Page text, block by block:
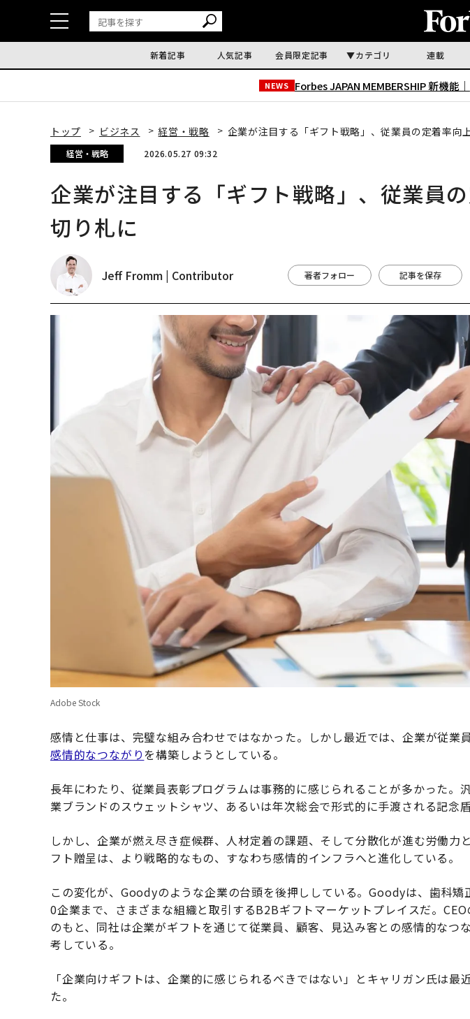
新着記事 人気記事 会員限定記事 カテゴリ 連載
NEWS Forbes JAPAN MEMBERSHIP 新機能｜
トップ ビジネス 経営・戦略 企業が注目する「ギフト戦略」、従業員の定着率向
経営・戦略 2026.05.27 09:32
企業が注目する「ギフト戦略」、従業員
切り札に
Jeff Fromm | Contributor 著者フォロー 記事を保存
Adobe Stock
感情と仕事は、完璧な組み合わせではなかった。しかし最近では、企業が従業
感情的なつながりを構築しようとしている。
長年にわたり、従業員表彰プログラムは事務的に感じられることが多かった。
業ブランドのスウェットシャツ、あるいは年次総会で形式的に手渡される記念盾
しかし、企業が燃え尽き症候群、人材定着の課題、そして分散化が進む労働力
フト贈呈は、より戦略的なもの、すなわち感情的インフラへと進化している。
この変化が、Goodyのような企業の台頭を後押ししている。Goodyは、歯科
0企業まで、さまざまな組織と取引するB2Bギフトマーケットプレイスだ。
のもと、同社は企業がギフトを通じて従業員、顧客、見込み客との感情的なつ
考している。
「企業向けギフトは、企業的に感じられるべきではない」とキャリガン氏は最
た。